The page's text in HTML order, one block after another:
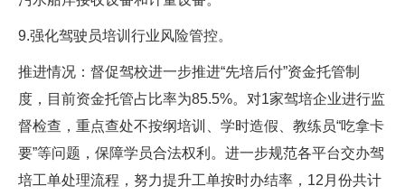
9.强化驾驶员培训行业风险管控。
推进情况：督促驾校进一步推进“先培后付”资金托管制
度，目前资金托管占比率为85.5%。对1家驾培企业进行监
督检查，重点查处不按纲培训、学时造假、教练员“吃拿卡
要”等问题，保障学员合法权利。进一步规范各平台交办驾
培工单处理流程，努力提升工单按时办结率，12月份共计